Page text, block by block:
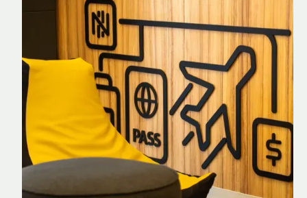
Nomad Explorer
Cartão de crédito brasileiro com cashback
em dólar